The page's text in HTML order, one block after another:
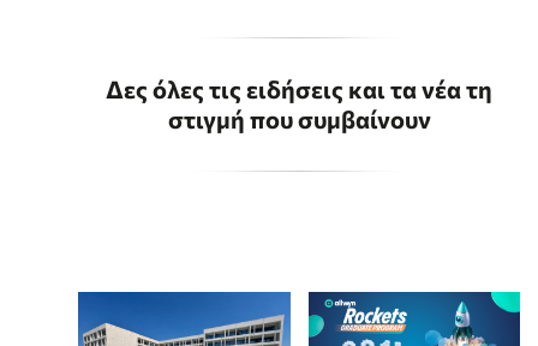
Δες όλες τις ειδήσεις και τα νέα τη
στιγμή που συμβαίνουν